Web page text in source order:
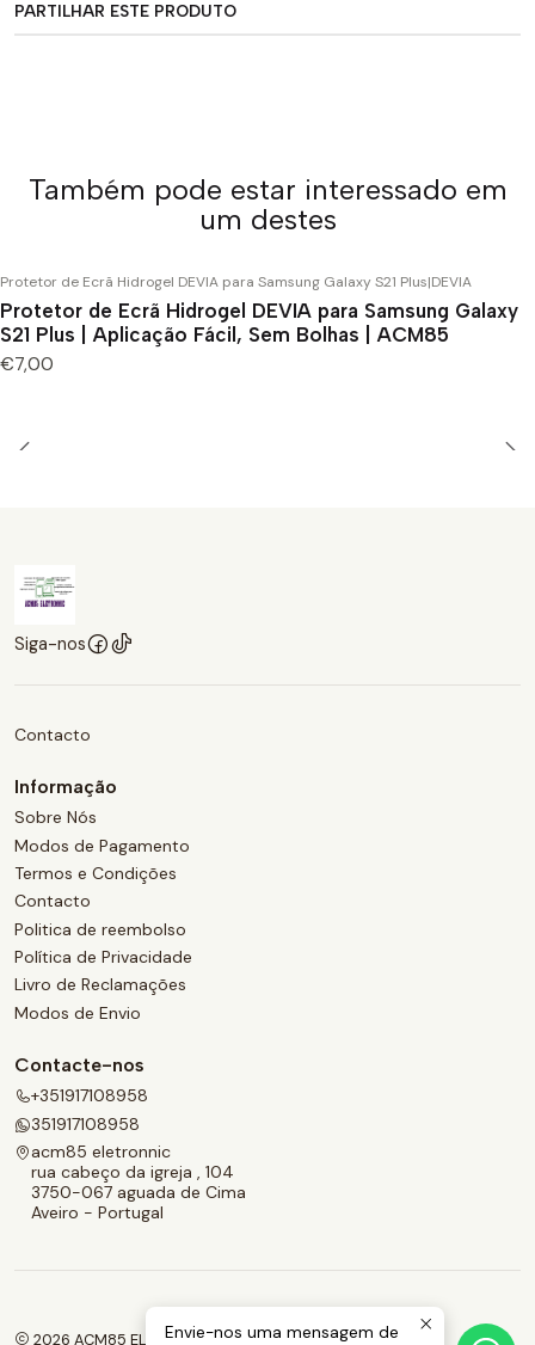
PARTILHAR ESTE PRODUTO
Também pode estar interessado em
um destes
Protetor de Ecrã Hidrogel DEVIA para Samsung Galaxy S21 Plus|DEVIA
Protetor de Ecrã Hidrogel DEVIA para Samsung Galaxy
S21 Plus | Aplicação Fácil, Sem Bolhas | ACM85
€7,00
Siga-nos
Contacto
Informação
Sobre Nós
Modos de Pagamento
Termos e Condições
Contacto
Politica de reembolso
Política de Privacidade
Livro de Reclamações
Modos de Envio
Contacte-nos
+351917108958
351917108958
acm85 eletronnic
rua cabeço da igreja , 104
3750-067 aguada de Cima
Aveiro - Portugal
2026 ACM85 ELETRONNIC.Envie-nos uma mensagem de